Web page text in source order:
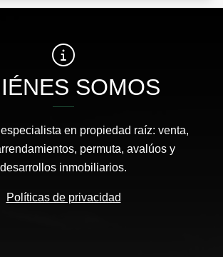
SOMOS
en propiedad raíz: venta,
permuta, avalúos y
desarrollos inmobiliarios.
Políticas de privacidad